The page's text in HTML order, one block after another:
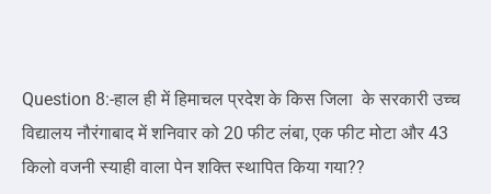
Question 8:-हाल ही में हिमाचल प्रदेश के किस जिला के सरकारी उच्च
विद्यालय नौरंगाबाद में शनिवार को 20 फीट लंबा, एक फीट मोटा और 43
किलो वजनी स्याही वाला पेन शक्ति स्थापित किया गया??